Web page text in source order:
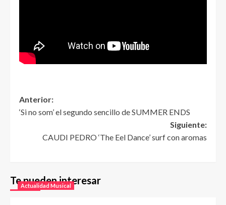
Anterior:
‘Si no som’ el segundo sencillo de SUMMER ENDS
Siguiente:
CAUDI PEDRO ‘The Eel Dance’ surf con aromas
Te pueden interesar
Actualidad Musical